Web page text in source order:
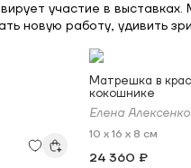
участие в выставках.
новую работу, удивить
Матрешка в
кокошнике
Елена Алексенко
10 x 16 x 8 см
24 360 ₽